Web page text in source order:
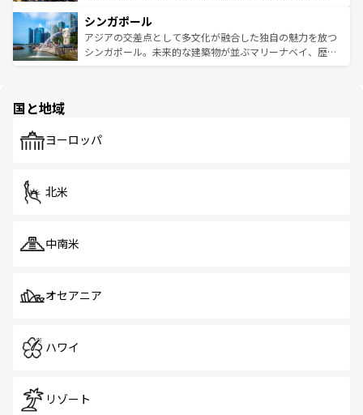
参照してほしい。
激する。気候は一年中温暖で、どの季節にも異なる楽しみ
が待っている。親しみやすいタイの人々、仏教を中心とし
た文化、そして多様な観光資源が、訪れる旅人を魅了し続
み、どこを訪れても感動するはず。観光スポットが密集し
ており、効率よく見どころを回れるのも魅力。息をのむよ
うな絶景から文化的な体験まで、香港を存分に楽しみ尽く
シンガポール
アジアの交差点として多文化が融合した独自の魅力を放つ
シンガポール。未来的な建築物が並ぶマリーナベイ、歴史
で、ホーカーズは地元の風情を楽しめる外せないスポット
国と地域
ヨーロッパ
北米
中南米
オセアニア
ハワイ
リゾート